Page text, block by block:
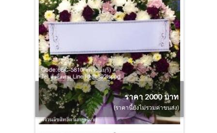
ราคา 2000 บาท
(ราคานี้ยังไม่รวมค่าขนส่ง)